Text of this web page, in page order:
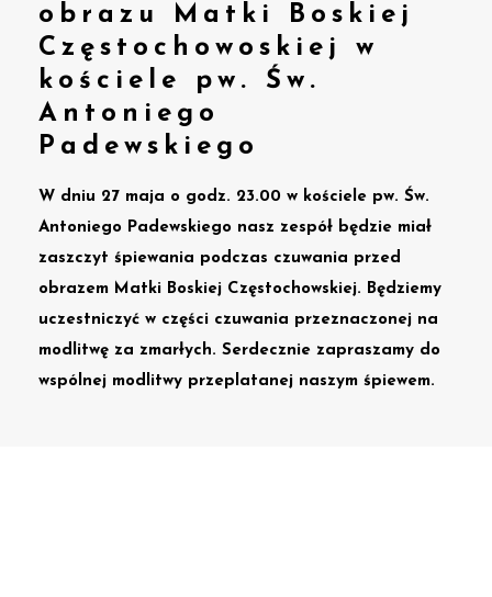
obrazu Matki Boskiej
Częstochowoskiej w
kościele pw. Św.
Antoniego
Padewskiego
W dniu 27 maja o godz. 23.00 w kościele pw. Św.
Antoniego Padewskiego nasz zespół będzie miał
zaszczyt śpiewania podczas czuwania przed
obrazem Matki Boskiej Częstochowskiej. Będziemy
uczestniczyć w części czuwania przeznaczonej na
modlitwę za zmarłych. Serdecznie zapraszamy do
wspólnej modlitwy przeplatanej naszym śpiewem.